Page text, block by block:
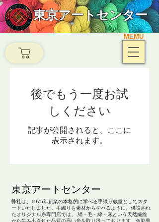
東京アートセンター
MEMU
後でもう一度お試
しください
記事が公開されると、ここに
表示されます。
​東京アートセンター
弊社は、1975年創業の本格的に学べる手織り教室としてスタ
ートいたしました。手織りを素材から学べるように、併設され
たオリジナル糸専門店では、 絹・毛・綿・麻という天然繊維
から生み出された品質の高い糸を取り扱っております。色彩豊